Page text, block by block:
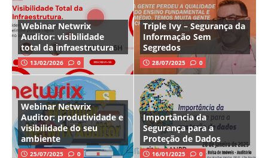
Webinar Netwrix
Auditor: visibilidade
total da infraestrutura
13/02/2026 0
Triple Ivy – Segurança da
Informação Sem
Segredos
28/07/2025 0
Webinar Netwrix
Auditor: produtividade e
visibilidade do seu
ambiente
25/07/2025 0
Importância da
Segurança para a
Proteção de Dados
16/01/2025 0